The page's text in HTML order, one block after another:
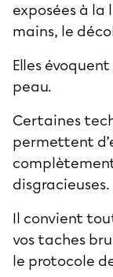
exposées à la
mains, le
Elles
peau.
Certaines
permettent
disgracieuses.
Il convient
vos taches
le protocole